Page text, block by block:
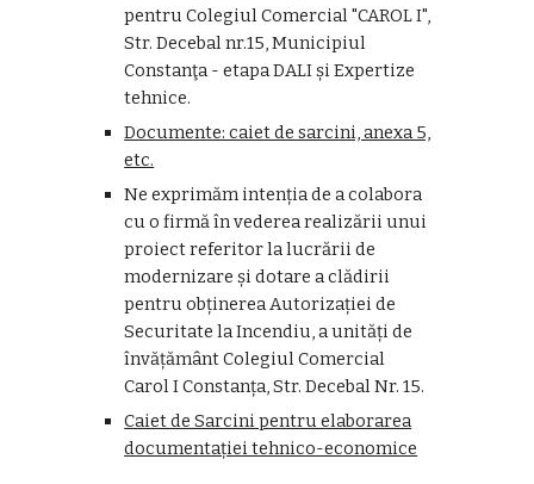
pentru Colegiul Comercial "CAROL I",
Str. Decebal nr.15, Municipiul
Constanţa - etapa DALI și Expertize
tehnice.
Documente: caiet de sarcini, anexa 5,
etc.
Ne exprimăm intenția de a colabora
cu o firmă în vederea realizării unui
proiect referitor la lucrării de
modernizare și dotare a clădirii
pentru obținerea Autorizației de
Securitate la Incendiu, a unități de
învățământ Colegiul Comercial
Carol I Constanța, Str. Decebal Nr. 15.
Caiet de Sarcini pentru elaborarea
documentației tehnico-economice